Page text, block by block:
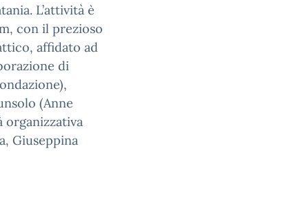
L’attività è
con il prezioso
affidato ad
di
(Anne
organizzativa
Giuseppina